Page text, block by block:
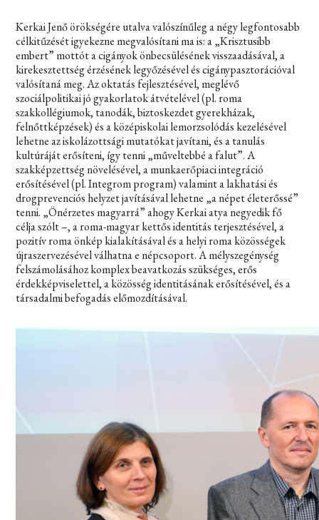
Kerkai Jenő örökségére utalva valószínűleg a négy legfontosabb
célkitűzését igyekezne megvalósítani ma is: a „Krisztusibb
embert” mottót a cigányok önbecsülésének visszaadásával, a
kirekesztettség érzésének legyőzésével és cigánypasztorációval
valósítaná meg. Az oktatás fejlesztésével, meglévő
szociálpolitikai jó gyakorlatok átvételével (pl. roma
szakkollégiumok, tanodák, biztoskezdet gyerekházak,
felnőttképzések) és a középiskolai lemorzsolódás kezelésével
lehetne az iskolázottsági mutatókat javítani, és a tanulás
kultúráját erősíteni, így tenni „műveltebbé a falut”. A
szakképzettség növelésével, a munkaerőpiaci integráció
erősítésével (pl. Integrom program) valamint a lakhatási és
drogprevenciós helyzet javításával lehetne „a népet életerőssé”
tenni. „Önérzetes magyarrá” ahogy Kerkai atya negyedik fő
célja szólt –, a roma-magyar kettős identitás terjesztésével, a
pozitív roma önkép kialakításával és a helyi roma közösségek
újraszervezésével válhatna e népcsoport. A mélyszegénység
felszámolásához komplex beavatkozás szükséges, erős
érdekképviselettel, a közösség identitásának erősítésével, és a
társadalmi befogadás előmozdításával.